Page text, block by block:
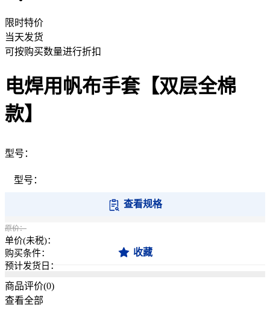
限时特价
当天发货
可按购买数量进行折扣
电焊用帆布手套【双层全棉
款】
型号：
型号：
查看规格
收藏
原价：
单价(未税)：
购买条件：
预计发货日：
商品评价(0)
查看全部